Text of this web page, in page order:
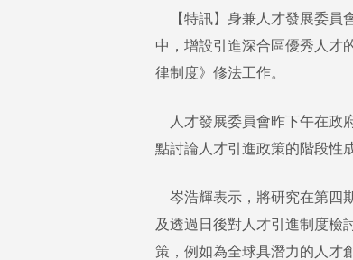
【特訊】身兼人才發展委員
中，增設引進深合區優秀人才
律制度》修法工作。
人才發展委員會昨下午在政
點討論人才引進政策的階段性
岑浩輝表示，將研究在第四
及透過日後對人才引進制度檢
策，例如為全球具潛力的人才